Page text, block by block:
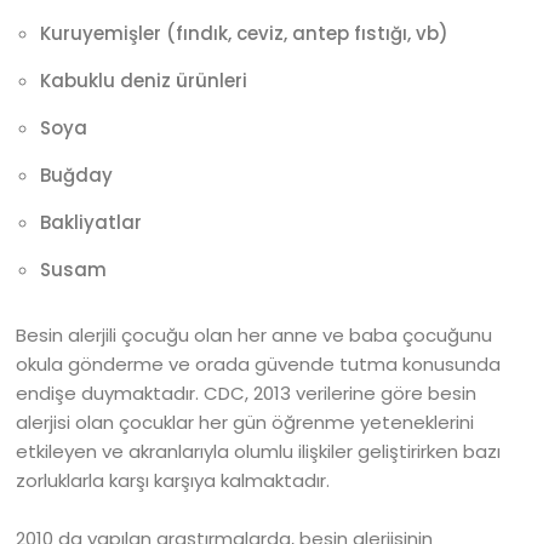
Kuruyemişler (fındık, ceviz, antep fıstığı, vb)
Kabuklu deniz ürünleri
Soya
Buğday
Bakliyatlar
Susam
Besin alerjili çocuğu olan her anne ve baba çocuğunu
okula gönderme ve orada güvende tutma konusunda
endişe duymaktadır. CDC, 2013 verilerine göre besin
alerjisi olan çocuklar her gün öğrenme yeteneklerini
etkileyen ve akranlarıyla olumlu ilişkiler geliştirirken bazı
zorluklarla karşı karşıya kalmaktadır.
2010 da yapılan araştırmalarda, besin alerjisinin